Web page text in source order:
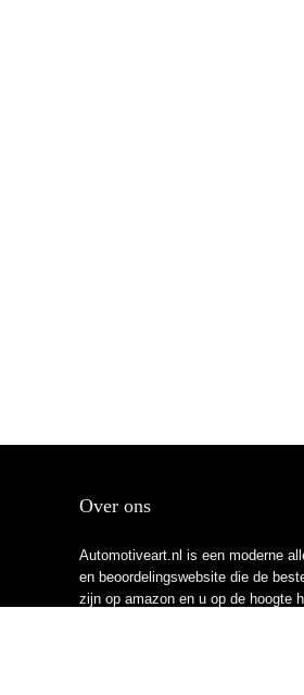
Over ons
Automotiveart.nl is een moderne
en beoordelingswebsite die de
zijn op amazon en u op de hoogte